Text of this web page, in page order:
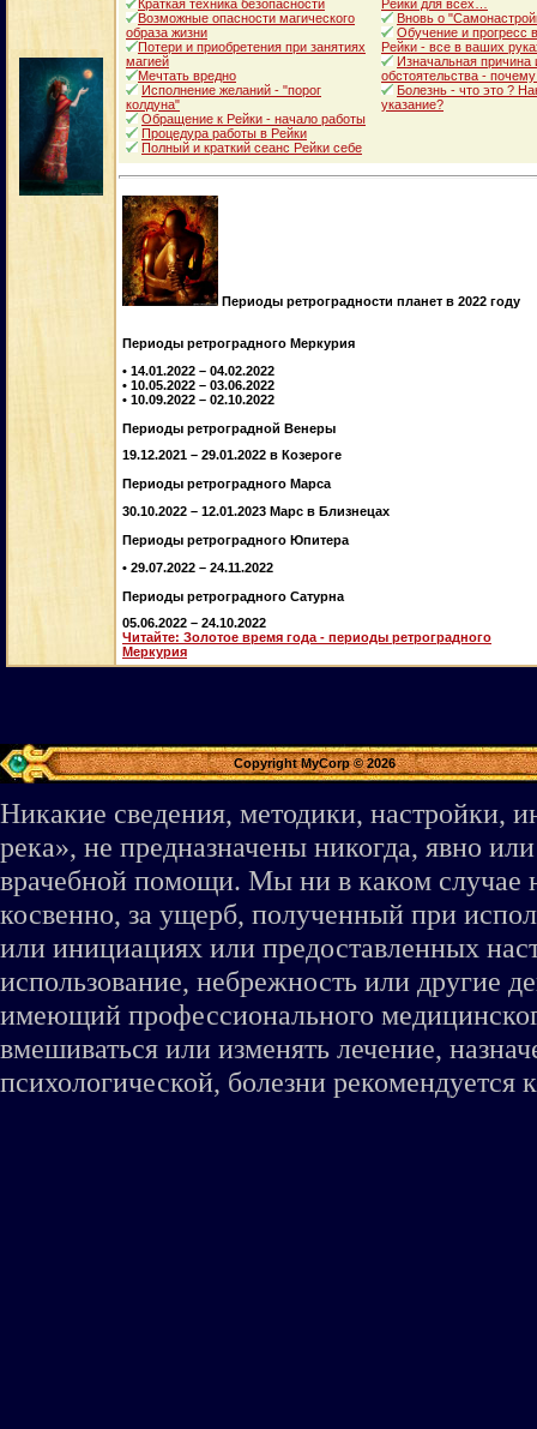
Краткая техника безопасности
Возможные опасности магического
образа жизни
Потери и приобретения при занятиях
магией
Мечтать вредно
Исполнение желаний - "порог
колдуна"
Обращение к Рейки - начало работы
Процедура работы в Рейки
Полный и краткий сеанс Рейки себе
Рейки для всех…
Вновь о
Обучение и прогресс
Рейки - все в ваших
Изначальная
обстоятельства -
Болезнь - что это ?
указание?
Периоды ретроградности планет в 2022 году
Периоды ретроградного Меркурия
• 14.01.2022 – 04.02.2022
• 10.05.2022 – 03.06.2022
• 10.09.2022 – 02.10.2022
Периоды ретроградной Венеры
19.12.2021 – 29.01.2022 в Козероге
Периоды ретроградного Марса
30.10.2022 – 12.01.2023 Марс в Близнецах
Периоды ретроградного Юпитера
• 29.07.2022 – 24.11.2022
Периоды ретроградного Сатурна
05.06.2022 – 24.10.2022
Читайте: Золотое время года - периоды ретроградного
Меркурия
Copyright MyCorp © 2026
Никакие сведения, методики, настройки,
река», не предназначены никогда, явно
врачебной помощи. Мы ни в каком случае
косвенно, за ущерб, полученный при
или инициациях или предоставленных
использование, небрежность или другие
имеющий профессионального
вмешиваться или изменять лечение,
психологической, болезни рекомендуется